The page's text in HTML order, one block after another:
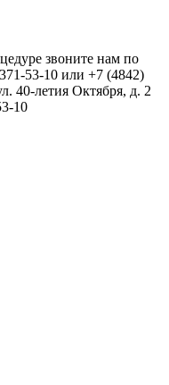
звоните нам по
53-10 или +7 (4842)
40-летия Октября, д. 2
10